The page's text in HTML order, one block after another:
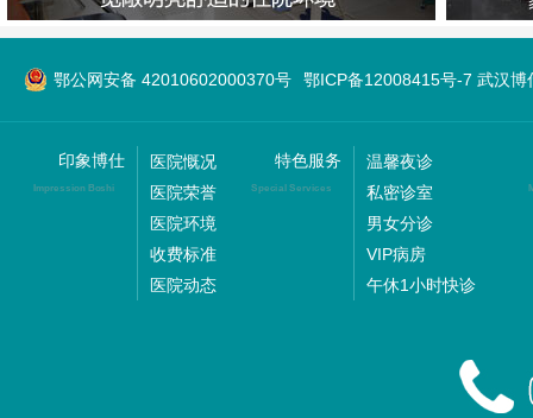
鄂公网安备 42010602000370号 鄂ICP备12008415号-7 武汉博
印象博仕
Impression Boshi
医院慨况
医院荣誉
医院环境
收费标准
医院动态
特色服务
Special Services
温馨夜诊
私密诊室
男女分诊
VIP病房
午休1小时快诊